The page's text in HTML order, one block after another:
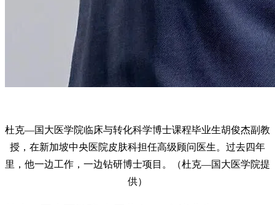
杜克—国大医学院临床与转化科学博士课程毕业生胡俊杰副教
授，在新加坡中央医院皮肤科担任高级顾问医生。过去四年
里，他一边工作，一边钻研博士项目。（杜克—国大医学院提
供）